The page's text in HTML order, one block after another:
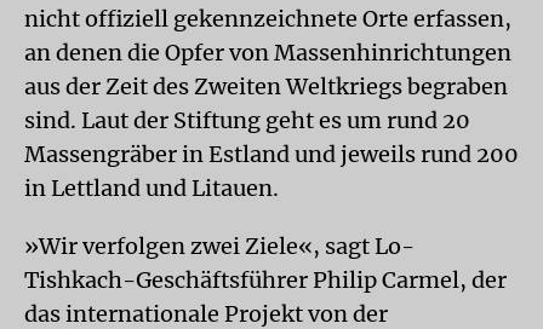
nicht offiziell gekennzeichnete Orte erfassen,
an denen die Opfer von Massenhinrichtungen
aus der Zeit des Zweiten Weltkriegs begraben
sind. Laut der Stiftung geht es um rund 20
Massengräber in Estland und jeweils rund 200
in Lettland und Litauen.
»Wir verfolgen zwei Ziele«, sagt Lo-
Tishkach-Geschäftsführer Philip Carmel, der
das internationale Projekt von der